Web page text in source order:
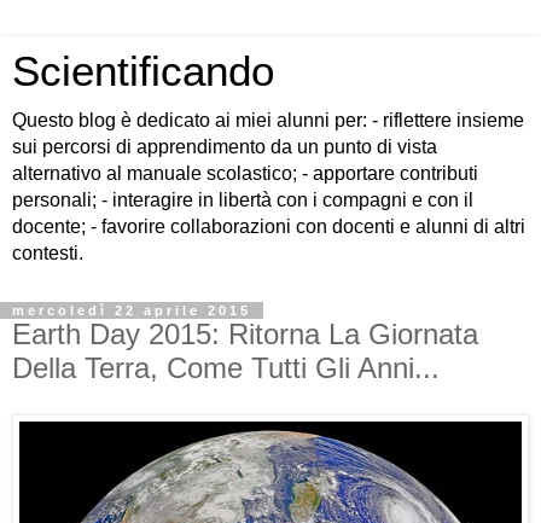
Scientificando
Questo blog è dedicato ai miei alunni per: - riflettere insieme
sui percorsi di apprendimento da un punto di vista
alternativo al manuale scolastico; - apportare contributi
personali; - interagire in libertà con i compagni e con il
docente; - favorire collaborazioni con docenti e alunni di altri
contesti.
mercoledì 22 aprile 2015
Earth Day 2015: Ritorna La Giornata
Della Terra, Come Tutti Gli Anni...